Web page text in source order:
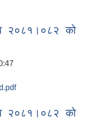
व २०८१।०८२ को
व २०८१।०८२ को